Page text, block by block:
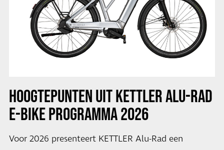
HOOGTEPUNTEN UIT KETTLER ALU-RAD
E-BIKE PROGRAMMA 2026
Voor 2026 presenteert KETTLER Alu-Rad een